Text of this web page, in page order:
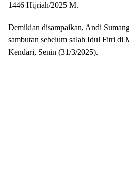
1446 Hijriah/2025 M.
Demikian disampaikan, Andi
sambutan sebelum salah Idul Fitri di
Kendari, Senin (31/3/2025).